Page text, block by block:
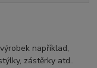
například,
zástěrky atd..